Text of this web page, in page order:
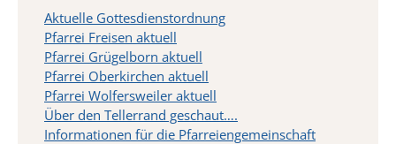
Aktuelle Gottesdienstordnung
Pfarrei Freisen aktuell
Pfarrei Grügelborn aktuell
Pfarrei Oberkirchen aktuell
Pfarrei Wolfersweiler aktuell
Über den Tellerrand geschaut….
Informationen für die Pfarreiengemeinschaft